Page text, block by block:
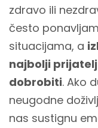
zdravo ili
često
situacijama, a
najbolji
dobrobiti. Ako
neugodne
nas sustignu